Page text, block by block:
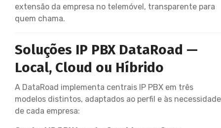
extensão da empresa no telemóvel, transparente para
quem chama.
Soluções IP PBX DataRoad —
Local, Cloud ou Híbrido
A DataRoad implementa centrais IP PBX em três
modelos distintos, adaptados ao perfil e às
de cada empresa: